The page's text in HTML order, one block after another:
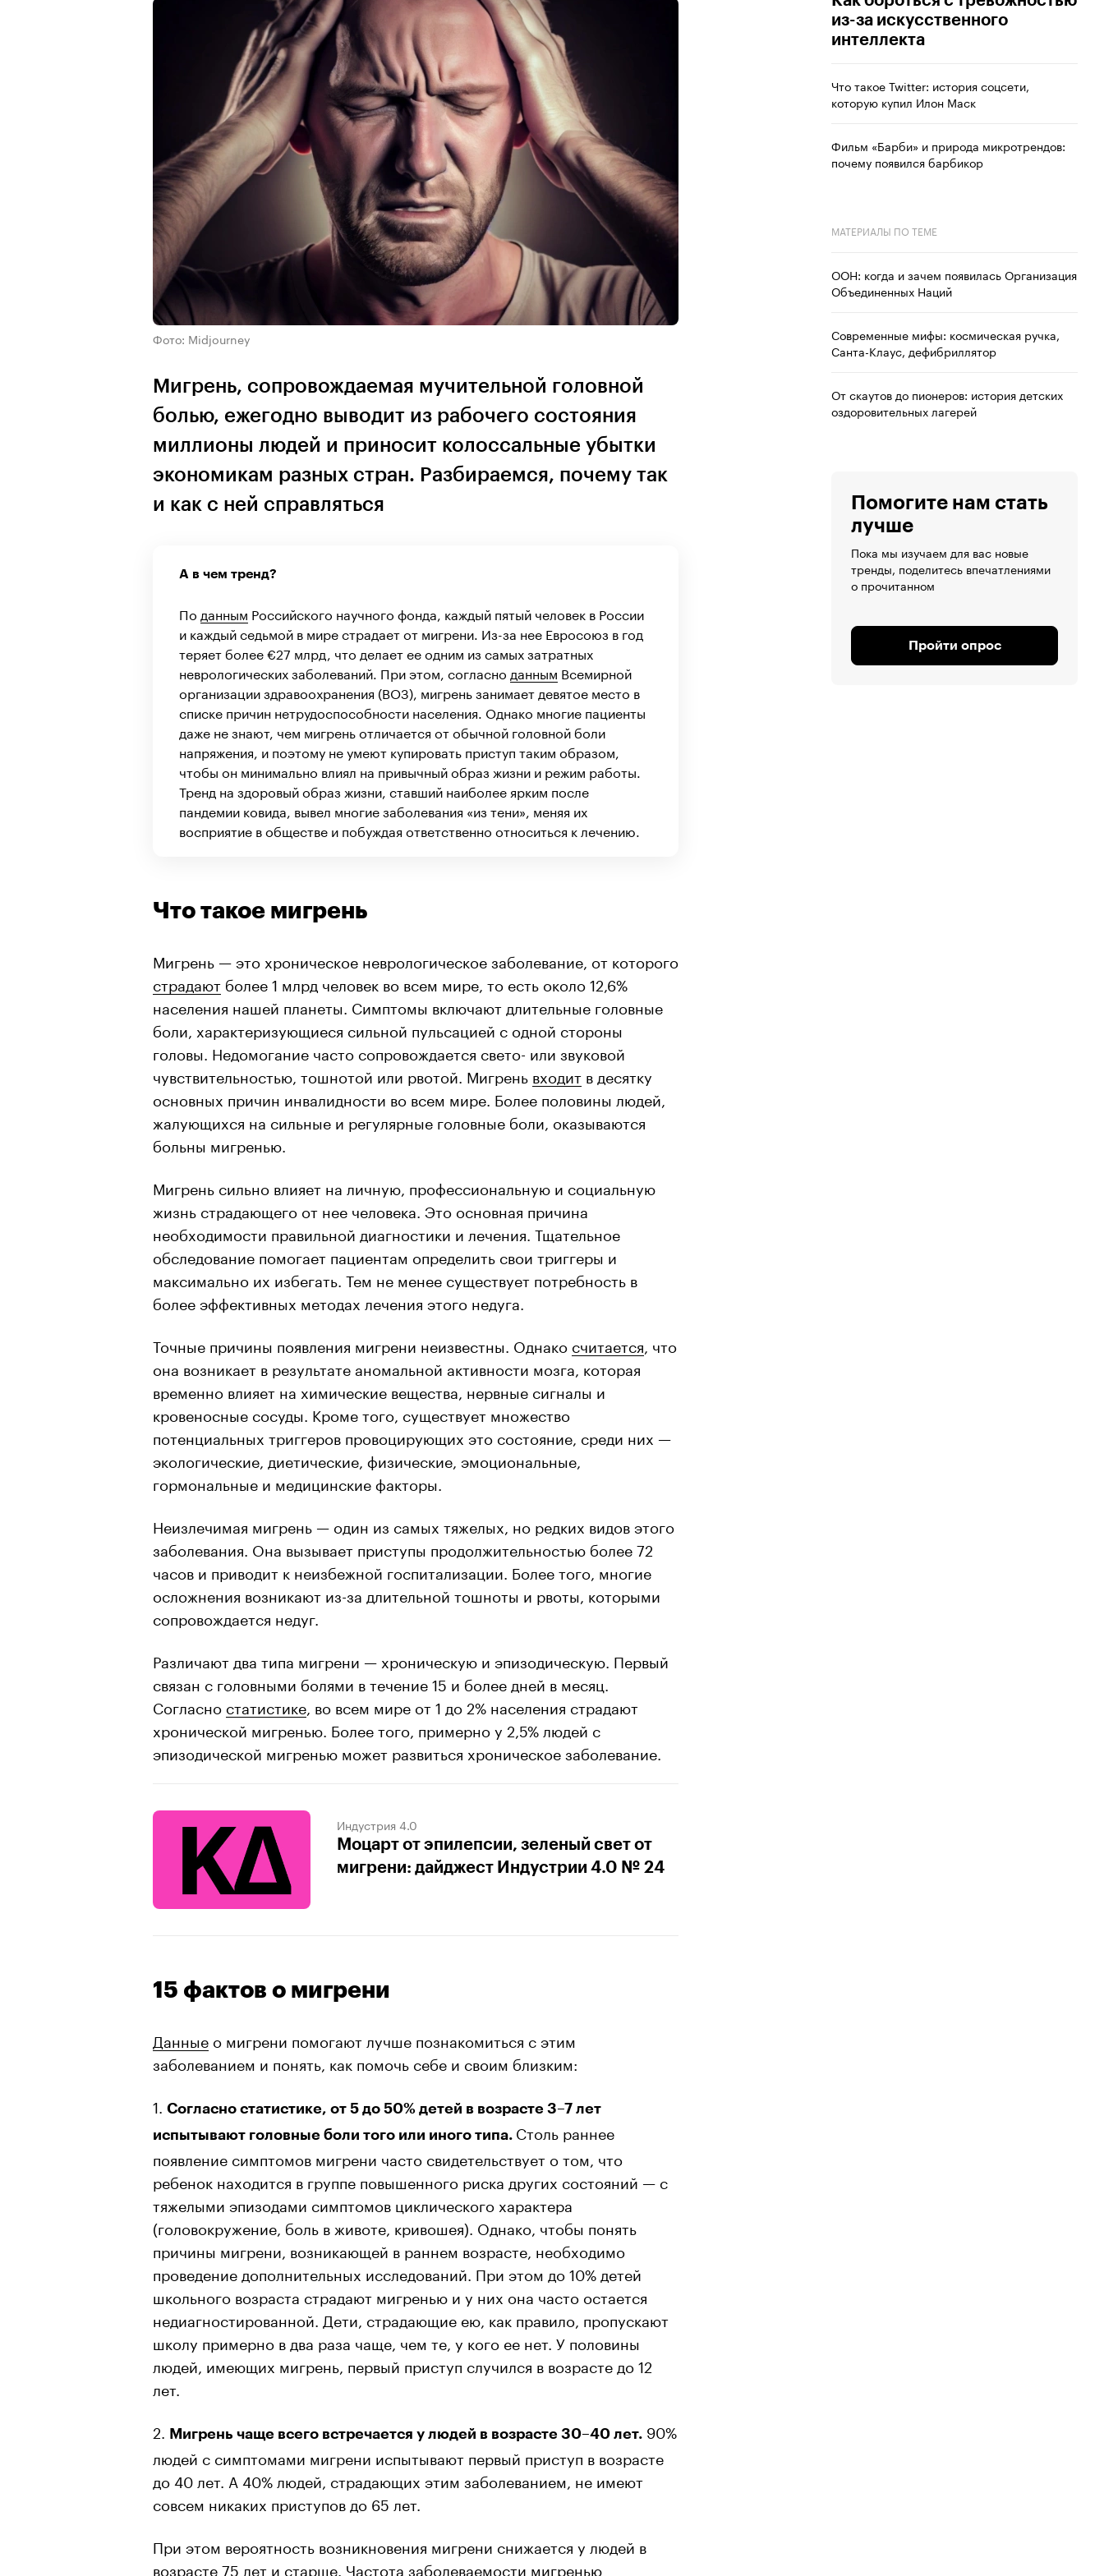
Фото: Midjourney
Мигрень, сопровождаемая мучительной головной
болью, ежегодно выводит из рабочего состояния
миллионы людей и приносит колоссальные убытки
экономикам разных стран. Разбираемся, почему так
и как с ней справляться
А в чем тренд?
По данным Российского научного фонда, каждый пятый человек в России
и каждый седьмой в мире страдает от мигрени. Из-за нее Евросоюз в год
теряет более €27 млрд, что делает ее одним из самых затратных
неврологических заболеваний. При этом, согласно данным Всемирной
организации здравоохранения (ВОЗ), мигрень занимает девятое место в
списке причин нетрудоспособности населения. Однако многие пациенты
даже не знают, чем мигрень отличается от обычной головной боли
напряжения, и поэтому не умеют купировать приступ таким образом,
чтобы он минимально влиял на привычный образ жизни и режим работы.
Тренд на здоровый образ жизни, ставший наиболее ярким после
пандемии ковида, вывел многие заболевания «из тени», меняя их
восприятие в обществе и побуждая ответственно относиться к лечению.
Что такое мигрень
Мигрень — это хроническое неврологическое заболевание, от которого
страдают более 1 млрд человек во всем мире, то есть около 12,6%
населения нашей планеты. Симптомы включают длительные головные
боли, характеризующиеся сильной пульсацией с одной стороны
головы. Недомогание часто сопровождается свето- или звуковой
чувствительностью, тошнотой или рвотой. Мигрень входит в десятку
основных причин инвалидности во всем мире. Более половины людей,
жалующихся на сильные и регулярные головные боли, оказываются
больны мигренью.
Мигрень сильно влияет на личную, профессиональную и социальную
жизнь страдающего от нее человека. Это основная причина
необходимости правильной диагностики и лечения. Тщательное
обследование помогает пациентам определить свои триггеры и
максимально их избегать. Тем не менее существует потребность в
более эффективных методах лечения этого недуга.
Точные причины появления мигрени неизвестны. Однако считается , что
она возникает в результате аномальной активности мозга, которая
временно влияет на химические вещества, нервные сигналы и
кровеносные сосуды. Кроме того, существует множество
потенциальных триггеров провоцирующих это состояние, среди них —
экологические, диетические, физические, эмоциональные,
гормональные и медицинские факторы.
Неизлечимая мигрень — один из самых тяжелых, но редких видов этого
заболевания. Она вызывает приступы продолжительностью более 72
часов и приводит к неизбежной госпитализации. Более того, многие
осложнения возникают из-за длительной тошноты и рвоты, которыми
сопровождается недуг.
Различают два типа мигрени — хроническую и эпизодическую. Первый
связан с головными болями в течение 15 и более дней в месяц.
Согласно статистике , во всем мире от 1 до 2% населения страдают
хронической мигренью. Более того, примерно у 2,5% людей с
эпизодической мигренью может развиться хроническое заболевание.
Индустрия 4.0
Моцарт от эпилепсии, зеленый свет от
мигрени: дайджест Индустрии 4.0 № 24
15 фактов о мигрени
Данные о мигрени помогают лучше познакомиться с этим
заболеванием и понять, как помочь себе и своим близким:
1.
Согласно статистике, от 5 до 50% детей в возрасте 3–7 лет
испытывают головные боли того или иного типа. Столь раннее
появление симптомов мигрени часто свидетельствует о том, что
ребенок находится в группе повышенного риска других состояний — с
тяжелыми эпизодами симптомов циклического характера
(головокружение, боль в животе, кривошея). Однако, чтобы понять
причины мигрени, возникающей в раннем возрасте, необходимо
проведение дополнительных исследований. При этом до 10% детей
школьного возраста страдают мигренью и у них она часто остается
недиагностированной. Дети, страдающие ею, как правило, пропускают
школу примерно в два раза чаще, чем те, у кого ее нет. У половины
людей, имеющих мигрень, первый приступ случился в возрасте до 12
лет.
2.
Мигрень чаще всего встречается у людей в возрасте 30–40 лет. 90%
людей с симптомами мигрени испытывают первый приступ в возрасте
до 40 лет. А 40% людей, страдающих этим заболеванием, не имеют
совсем никаких приступов до 65 лет.
При этом вероятность возникновения мигрени снижается у людей в
возрасте 75 лет и старше. Частота заболеваемости мигренью
из-за искусственного
интеллекта
Что такое Twitter: история соцсети,
которую купил Илон Маск
Фильм «Барби» и природа микротрендов:
почему появился барбикор
МАТЕРИАЛЫ ПО ТЕМЕ
ООН: когда и зачем появилась Организация
Объединенных Наций
Современные мифы: космическая ручка,
Санта-Клаус, дефибриллятор
От скаутов до пионеров: история детских
оздоровительных лагерей
Помогите нам стать
лучше
Пока мы изучаем для вас новые
тренды, поделитесь впечатлениями
о прочитанном
Пройти опрос